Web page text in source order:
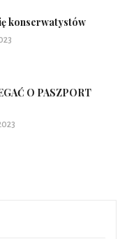
konserwatystów
O PASZPORT